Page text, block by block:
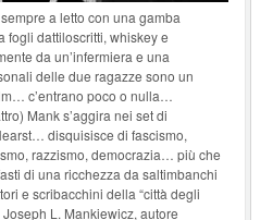
a letto con una gamba
fogli dattiloscritti, whiskey e
da un’infermiera e una
delle due ragazze sono un
c’entrano poco o nulla…
Mank s’aggira nei set di
disquisisce di fascismo,
razzismo, democrazia… più che
di una ricchezza da saltimbanchi
e scribacchini della “città degli
L. Mankiewicz, autore